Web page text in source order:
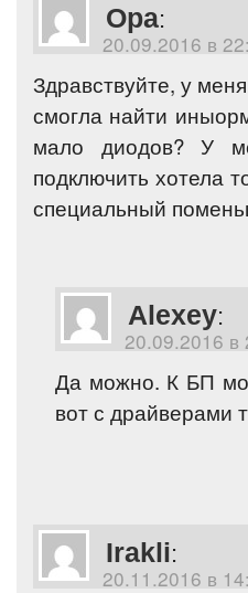
Ора:
20.09.2016 в
Здравствуйте, у
смогла найти
мало диодов? У
подключить хотела
специальный
Alexey:
20.09.2016 в
Да можно. К БП
вот с драйверами
Irakli:
20.11.2016 в